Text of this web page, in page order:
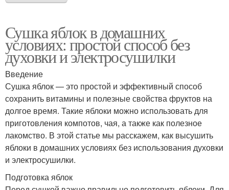
Сушка яблок в домашних
условиях: простой способ без
духовки и электросушилки
Введение
Сушка яблок — это простой и эффективный способ
сохранить витамины и полезные свойства фруктов на
долгое время. Такие яблоки можно использовать для
приготовления компотов, чая, а также как полезное
лакомство. В этой статье мы расскажем, как высушить
яблоки в домашних условиях без использования духовки
и электросушилки.
Подготовка яблок